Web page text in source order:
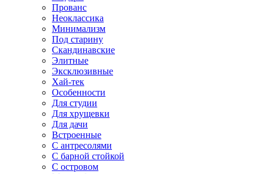
Прованс
Неоклассика
Минимализм
Под старину
Скандинавские
Элитные
Эксклюзивные
Хай-тек
Особенности
Для студии
Для хрущевки
Для дачи
Встроенные
С антресолями
С барной стойкой
С островом